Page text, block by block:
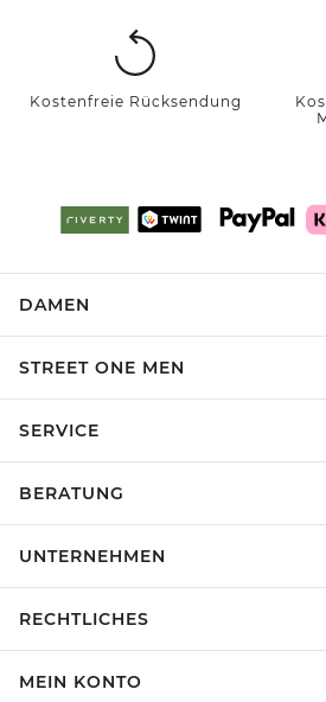
Kostenfreie Rücksendung
DAMEN
STREET ONE MEN
SERVICE
BERATUNG
UNTERNEHMEN
RECHTLICHES
MEIN KONTO